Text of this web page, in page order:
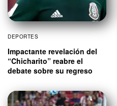
DEPORTES
Impactante revelación del
“Chicharito” reabre el
debate sobre su regreso